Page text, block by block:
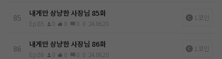
85 내게만 상냥한 사장님 85화
Ep.85 0 0 0 0 24.06.20
1코인
86 내게만 상냥한 사장님 86화
Ep.86 0 0 0 0 24.06.20
1코인